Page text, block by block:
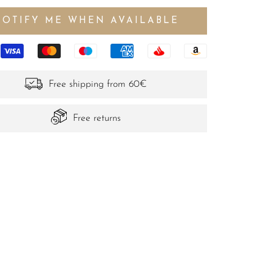
ME WHEN AVAILABLE
Free shipping from 60€
Free returns